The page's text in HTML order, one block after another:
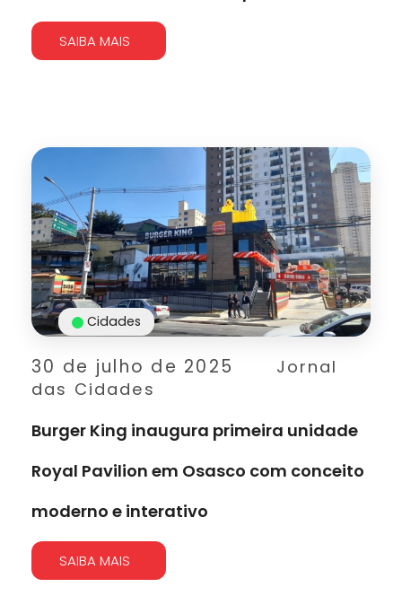
SAIBA MAIS
30 de julho de 2025
Jornal
das Cidades
Cidades
Burger King inaugura primeira unidade
Royal Pavilion em Osasco com conceito
moderno e interativo
SAIBA MAIS